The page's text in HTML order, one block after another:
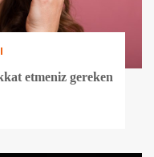
etmeniz gereken